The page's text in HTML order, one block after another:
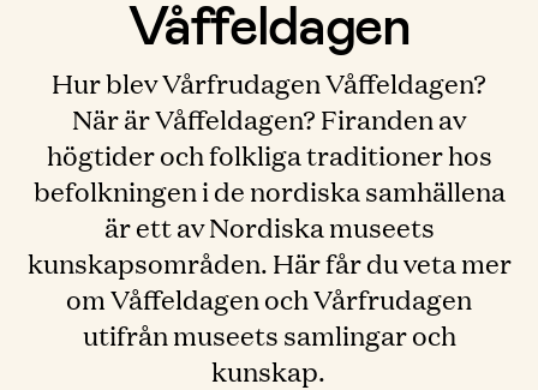
Våffeldagen
Hur blev Vårfrudagen Våffeldagen?
När är Våffeldagen? Firanden av
högtider och folkliga traditioner hos
befolkningen i de nordiska samhällena
är ett av Nordiska museets
kunskapsområden. Här får du veta mer
om Våffeldagen och Vårfrudagen
utifrån museets samlingar och
kunskap.